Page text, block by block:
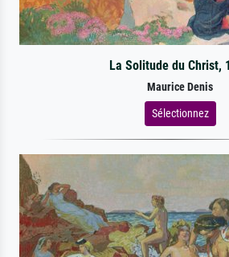
La Solitude du Christ,
Maurice Denis
Sélectionnez